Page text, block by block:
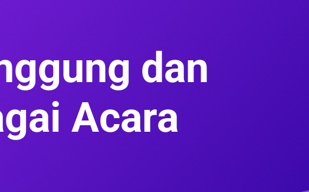
dan
Acara